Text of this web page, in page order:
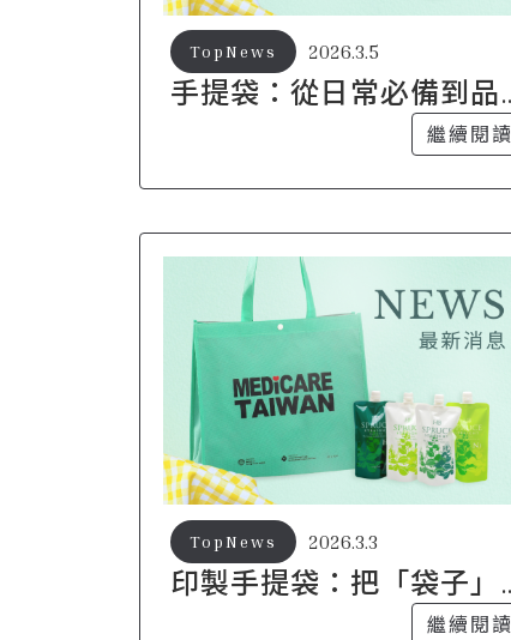
手提袋：從日常必備到品
牌行走廣告的完整攻略
2026.3.5
TopNews
繼續閱讀
印製手提袋：把「袋子」
做成會走路的品牌曝光神
2026.3.3
TopNews
繼續閱讀